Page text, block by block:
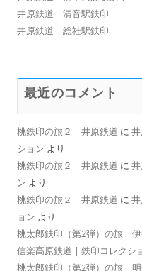
井原鉄道 清音駅鉄印
井原鉄道 総社駅鉄印
最近のコメント
桃鉄印の旅２ 井原鉄道 に
ション より
桃鉄印の旅２ 井原鉄道 に
ン より
桃鉄印の旅２ 井原鉄道 に
ョン より
桃太郎鉄印（第2弾）の旅
信楽高原鉄道 | 鉄印コレクシ
桃太郎鉄印（第2弾）の旅